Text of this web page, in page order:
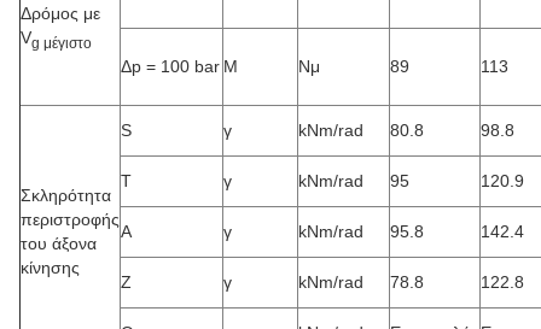
Δρόμος με
Vg μέγιστο
Δp = 100 bar Μ Νμ 89 113
Σκληρότητα
περιστροφής
του άξονα
κίνησης
S γ kNm/rad 80.8 98.8
Τ γ kNm/rad 95 120.9
Α γ kNm/rad 95.8 142.4
Z γ kNm/rad 78.8 122.8